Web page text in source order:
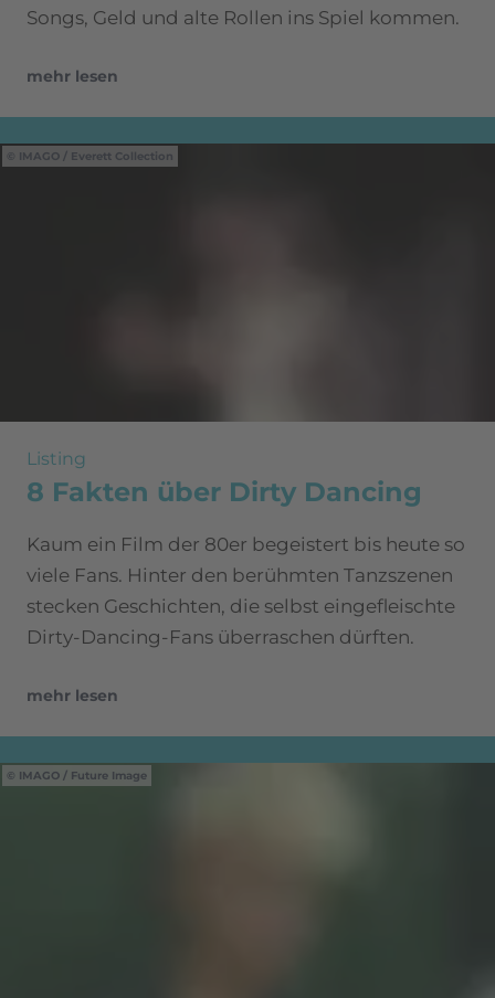
Songs, Geld und alte Rollen ins Spiel kommen.
mehr lesen
IMAGO / Everett Collection
Listing
8 Fakten über Dirty Dancing
Kaum ein Film der 80er begeistert bis heute so
viele Fans. Hinter den berühmten Tanzszenen
stecken Geschichten, die selbst eingefleischte
Dirty-Dancing-Fans überraschen dürften.
mehr lesen
IMAGO / Future Image